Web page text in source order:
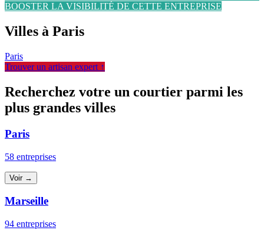
BOOSTER LA VISIBILITÉ DE CETTE ENTREPRISE
Villes à Paris
Paris
Trouver un artisan expert ↑
Recherchez votre un courtier parmi les
plus grandes villes
Paris
58 entreprises
Voir →
Marseille
94 entreprises